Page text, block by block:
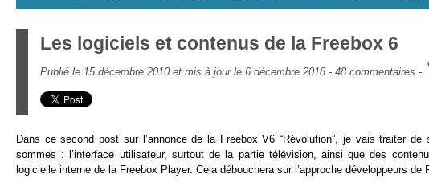
Les logiciels et contenus de la Freebox 6
Publié le 15 décembre 2010 et mis à jour le 6 décembre 2018 - 48 commentaires -
Dans ce second post sur l’annonce de la Freebox V6 “Révolution”, je vais traiter
sommes : l’interface utilisateur, surtout de la partie télévision, ainsi que des
logicielle interne de la Freebox Player. Cela débouchera sur l’approche développeurs